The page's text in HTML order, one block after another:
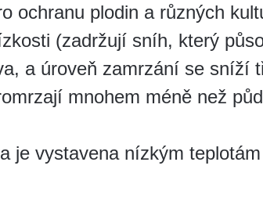
ochranu plodin a různých
(zadržují sníh, který
a úroveň zamrzání se sníží
mnohem méně než
je vystavena nízkým